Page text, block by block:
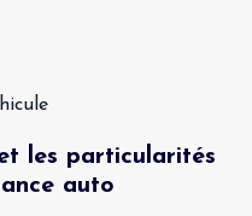
les particularités
auto